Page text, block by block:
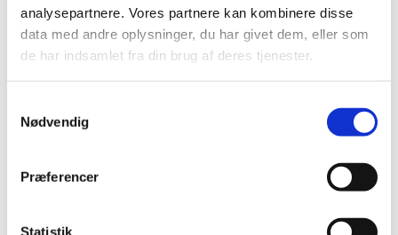
analysepartnere. Vores partnere kan kombinere disse
data med andre oplysninger, du har givet dem, eller som
de har indsamlet fra din brug af deres tjenester.
Nødvendig
Præferencer
Statistik
2023 (195)
2022 (197)
2021 (516)
2020 (263)
2016 (167)